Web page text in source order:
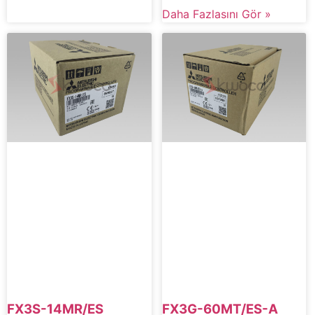
Daha Fazlasını Gör »
FX3S-14MR/ES FX3G-60MT/ES-A